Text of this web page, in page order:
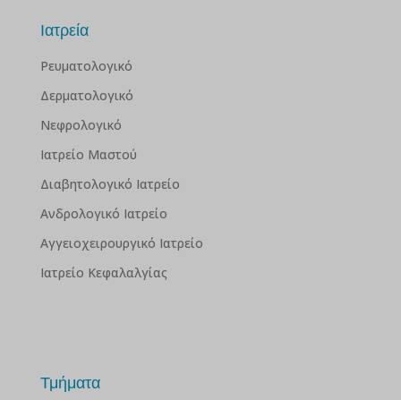
Ιατρεία
Ρευματολογικό
Δερματολογικό
Νεφρολογικό
Ιατρείο Μαστού
Διαβητολογικό Ιατρείο
Ανδρολογικό Ιατρείο
Αγγειοχειρουργικό Ιατρείο
Ιατρείο Κεφαλαλγίας
Τμήματα